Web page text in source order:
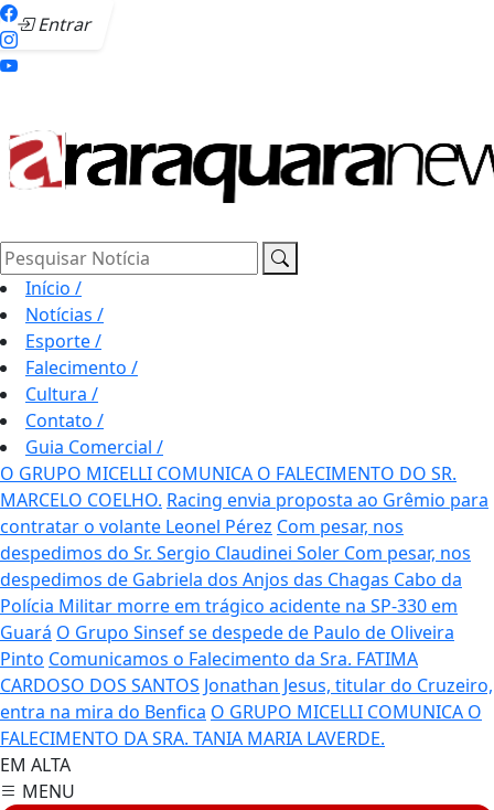
Entrar
Pesquisar Notícia
Início /
Notícias /
Esporte/
Falecimento /
Cultura /
Contato /
Guia Comercial /
O GRUPO MICELLI COMUNICA O FALECIMENTO DO SR.
MARCELO COELHO. Racing envia proposta ao Grêmio para
contratar o volante Leonel Pérez Com pesar, nos
despedimos do Sr. Sergio Claudinei Soler Com pesar, nos
despedimos de Gabriela dos Anjos das Chagas Cabo da
Polícia Militar morre em trágico acidente na SP-330 em
Guará O Grupo Sinsef se despede de Paulo de Oliveira
Pinto Comunicamos o Falecimento da Sra. FATIMA
CARDOSO DOS SANTOS Jonathan Jesus, titular do Cruzeiro,
entra na mira do Benfica O GRUPO MICELLI COMUNICA O
FALECIMENTO DA SRA. TANIA MARIA LAVERDE.
EM ALTA
MENU